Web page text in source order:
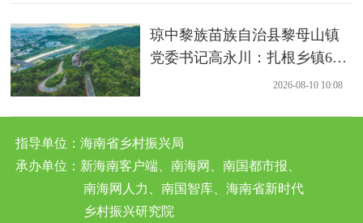
琼中黎族苗族自治县黎母山镇
党委书记高永川：扎根乡镇6
年，把党建优势转化为富民实
2026-08-10 10:08
指导单位：海南省乡村振兴局
承办单位：新海南客户端、南海网、南国都市报、
南海网人力、南国智库、海南省新时代
乡村振兴研究院